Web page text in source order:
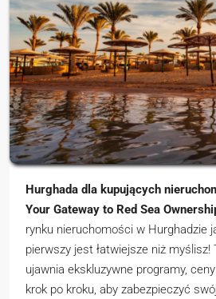
Hurghada dla kupujących
Your Gateway to Red Sea
rynku nieruchomości w Hurghadzie
pierwszy jest łatwiejsze niż myślisz!
ujawnia ekskluzywne programy,
krok po kroku, aby zabezpieczyć